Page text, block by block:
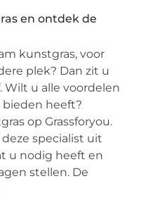
en ontdek de
kunstgras, voor
plek? Dan zit u
Wilt u alle voordelen
heeft?
op Grassforyou.
specialist uit
u nodig heeft en
stellen. De